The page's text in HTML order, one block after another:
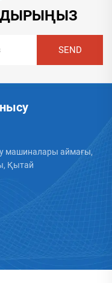
машиналары аймағы,
Қытай